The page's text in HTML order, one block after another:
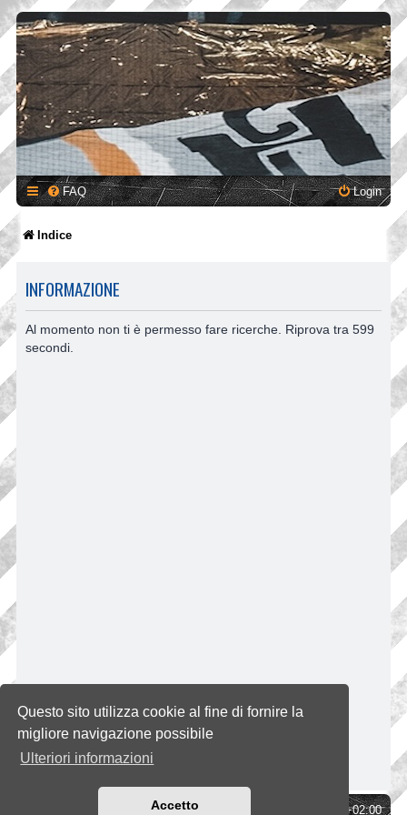
Questo sito utilizza cookie al fine di fornire la
migliore navigazione possibile
Ulteriori informazioni
Accetto
FAQ Login
Indice
INFORMAZIONE
Al momento non ti è permesso fare ricerche. Riprova tra 599
secondi.
UTC+02:00